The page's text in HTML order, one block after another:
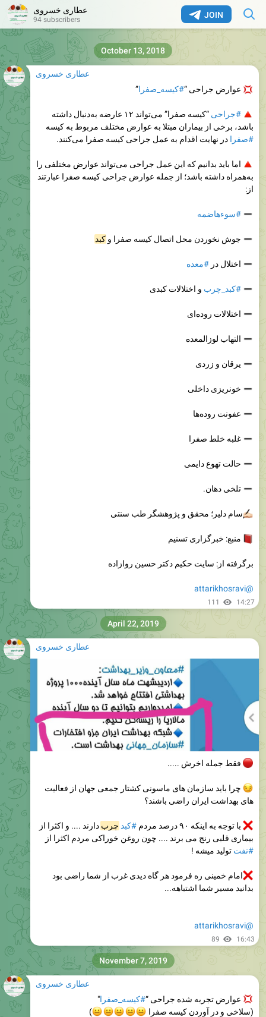
JOIN عطاری خسروی
94 subscribers
عطاری خسروی
عوارض جراحی “#کیسه_صفرا”
#جراحی
“کیسه صفرا” می‌تواند ۱۲ عارضه به‌دنبال داشته
باشد، برخی از بیماران مبتلا به عوارض مختلف مربوط به کیسه
#صفرا در نهایت اقدام به عمل جراحی کیسه صفرا می‌کنند.
اما باید بدانیم که این عمل جراحی می‌تواند عوارض مختلفی را
به‌همراه داشته باشد؛ از جمله عوارض جراحی کیسه صفرا عبارتند
از:
#سوءهاضمه
جوش نخوردن محل اتصال کیسه صفرا وکبد
اختلال در#معده
#کبد_چرب و اختلالات کبدی
اختلالات روده‌ای
التهاب لوزالمعده
یرقان و زردی
خونریزی داخلی
عفونت روده‌ها
غلبه خلط صفرا
حالت تهوع دایمی
تلخی دهان.
سام دلیر؛ محقق و پژوهشگر طب سنتی
منبع: خبرگزاری تسنیم
برگرفته از: سایت حکیم دکتر حسین روازاده
@attarikhosravi
111 14:27
October 13, 2018
عطاری خسروی
فقط جمله اخرش .....
چرا باید سازمان های ماسونی کشتار جمعی جهان از فعالیت
های بهداشت ایران راضی باشند؟
با توجه به اینکه ۹۰ درصد مردم #کبد چرب دارند .... و اکثرا از
بیماری قلبی رنج می برند .... چون روغن خوراکی مردم اکثرا از
#نفت تولید میشه !
امام خمینی ره فرمود هر گاه دیدی غرب از شما راضی بود
بدانید مسیر شما اشتباهه...
@attarikhosravi
89 16:43
April 22, 2019
عطاری خسروی
عوارض تجربه شده جراحی “#کیسه_صفرا"
(سلاخی و در آوردن کیسه صفرا
😐
😐
😐
😐
😐
)
November 7, 2019